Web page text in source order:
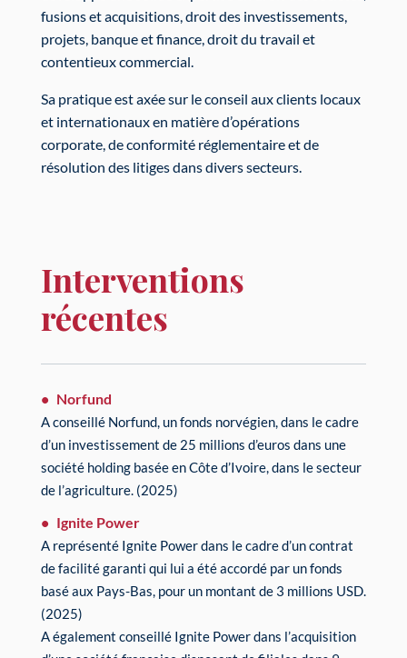
fusions et acquisitions, droit des investissements,
projets, banque et finance, droit du travail et
contentieux commercial.
Sa pratique est axée sur le conseil aux clients locaux
et internationaux en matière d’opérations
corporate, de conformité réglementaire et de
résolution des litiges dans divers secteurs.
Interventions
récentes
Norfund
A conseillé Norfund, un fonds norvégien, dans le cadre
d’un investissement de 25 millions d’euros dans une
société holding basée en Côte d’Ivoire, dans le secteur
de l’agriculture. (2025)
Ignite Power
A représenté Ignite Power dans le cadre d’un contrat
de facilité garanti qui lui a été accordé par un fonds
basé aux Pays-Bas, pour un montant de 3 millions USD.
(2025)
A également conseillé Ignite Power dans l’acquisition